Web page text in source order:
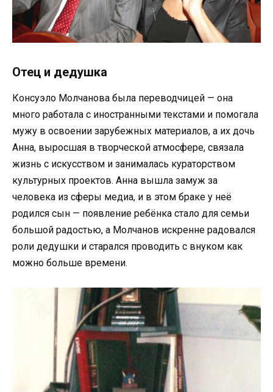
Отец и дедушка
Консуэло Молчанова была переводчицей — она
много работала с иностранными текстами и помогала
мужу в освоении зарубежных материалов, а их дочь
Анна, выросшая в творческой атмосфере, связала
жизнь с искусством и занималась кураторством
культурных проектов. Анна вышла замуж за
человека из сферы медиа, и в этом браке у неё
родился сын — появление ребёнка стало для семьи
большой радостью, а Молчанов искренне радовался
роли дедушки и старался проводить с внуком как
можно больше времени.